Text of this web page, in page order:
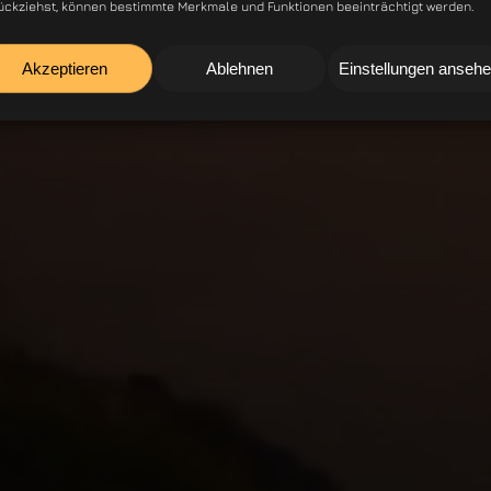
können bestimmte Merkmale und Funktionen beeinträchtigt werden.
Akzeptieren Ablehnen Einstellungen